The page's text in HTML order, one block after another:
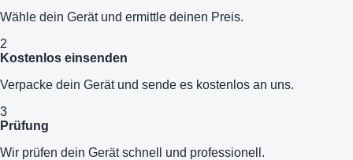
Wähle dein Gerät und ermittle deinen Preis.
2
Kostenlos einsenden
Verpacke dein Gerät und sende es kostenlos an uns.
3
Prüfung
Wir prüfen dein Gerät schnell und professionell.